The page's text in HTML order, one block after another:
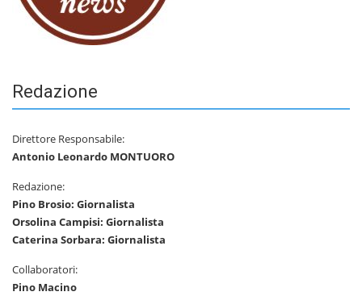
Redazione
Direttore Responsabile:
Antonio Leonardo MONTUORO
Redazione:
Pino Brosio: Giornalista
Orsolina Campisi: Giornalista
Caterina Sorbara: Giornalista
Collaboratori:
Pino Macino